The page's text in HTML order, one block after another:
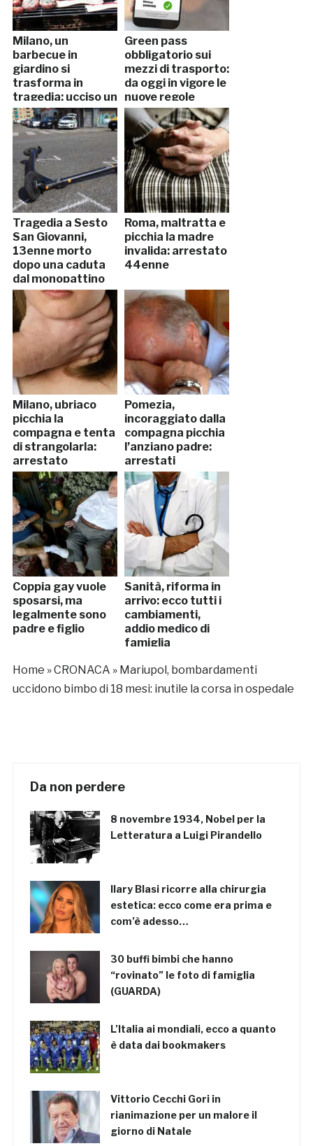
Milano, un
barbecue in
giardino si
trasforma in
tragedia: ucciso un
34enne
Green pass
obbligatorio sui
mezzi di trasporto:
da oggi in vigore le
nuove regole
Tragedia a Sesto
San Giovanni,
13enne morto
dopo una caduta
dal monopattino
Roma, maltratta e
picchia la madre
invalida: arrestato
44enne
Milano, ubriaco
picchia la
compagna e tenta
di strangolarla:
arrestato
Pomezia,
incoraggiato dalla
compagna picchia
l’anziano padre:
arrestati
Coppia gay vuole
sposarsi, ma
legalmente sono
padre e figlio
Sanità, riforma in
arrivo: ecco tutti i
cambiamenti,
addio medico di
famiglia
Home »CRONACA » Mariupol, bombardamenti
uccidono bimbo di 18 mesi: inutile la corsa in ospedale
Da non perdere
8 novembre 1934, Nobel per la
Letteratura a Luigi Pirandello
Ilary Blasi ricorre alla chirurgia
estetica: ecco come era prima e
com’è adesso…
30 buffi bimbi che hanno
“rovinato” le foto di famiglia
(GUARDA)
L’Italia ai mondiali, ecco a quanto
è data dai bookmakers
Vittorio Cecchi Gori in
rianimazione per un malore il
giorno di Natale